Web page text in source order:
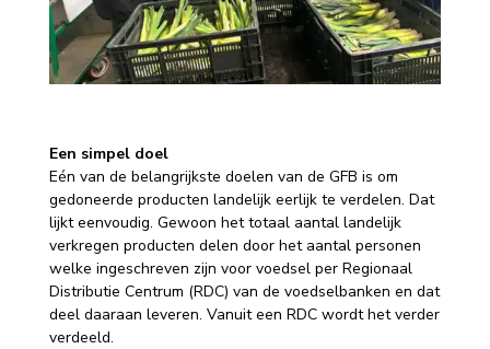
Een simpel doel
Eén van de belangrijkste doelen van de GFB is om
gedoneerde producten landelijk eerlijk te verdelen. Dat
lijkt eenvoudig. Gewoon het totaal aantal landelijk
verkregen producten delen door het aantal personen
welke ingeschreven zijn voor voedsel per Regionaal
Distributie Centrum (RDC) van de voedselbanken en dat
deel daaraan leveren. Vanuit een RDC wordt het verder
verdeeld.